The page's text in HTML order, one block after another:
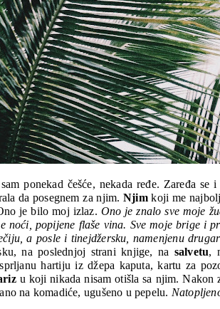
ponekad češće, nekada ređe. Zaređa se
da posegnem za njim. Njim koji me
je bilo moj izlaz. Ono je znalo sve moje
noći, popijene flaše vina. Sve moje brige i
a posle i tinejdžersku, namenjenu
na poslednjoj strani knjige, na salvetu,
hartiju iz džepa kaputa, kartu za
u koji nikada nisam otišla sa njim. Nakon
na komadiće, ugušeno u pepelu.